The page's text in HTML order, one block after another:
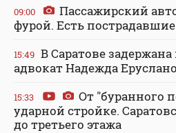
09:00
Пассажирский
фурой. Есть пострадавшие
15:49 В Саратове
адвокат Надежда
15:33
От "буранного
ударной стройке.
до третьего этажа